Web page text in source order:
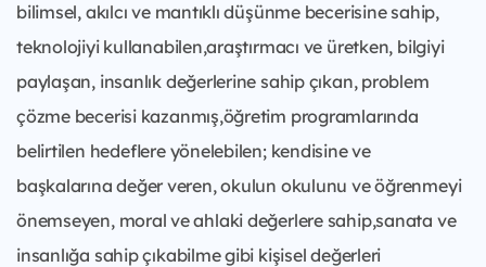
bilimsel, akılcı ve mantıklı düşünme becerisine sahip,
teknolojiyi kullanabilen,araştırmacı ve üretken, bilgiyi
paylaşan, insanlık değerlerine sahip çıkan, problem
çözme becerisi kazanmış,öğretim programlarında
belirtilen hedeflere yönelebilen; kendisine ve
başkalarına değer veren, okulun okulunu ve öğrenmeyi
önemseyen, moral ve ahlaki değerlere sahip,sanata ve
insanlığa sahip çıkabilme gibi kişisel değerleri